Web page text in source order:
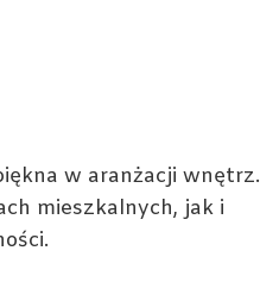
w aranżacji wnętrz.
mieszkalnych, jak i